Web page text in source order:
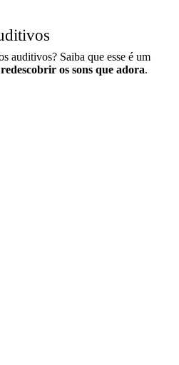
auditivos? Saiba que esse é um
redescobrir os sons que adora.